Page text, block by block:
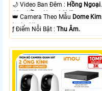
🌙 Video Ban Đêm : Hồng Ngoại
10m Hồng Ngoại SMD.
👑 Camera Theo Mẫu Dome Kim
loại + Nhựa.
️ƒ Điểm Nỗi Bật :Thu Âm.